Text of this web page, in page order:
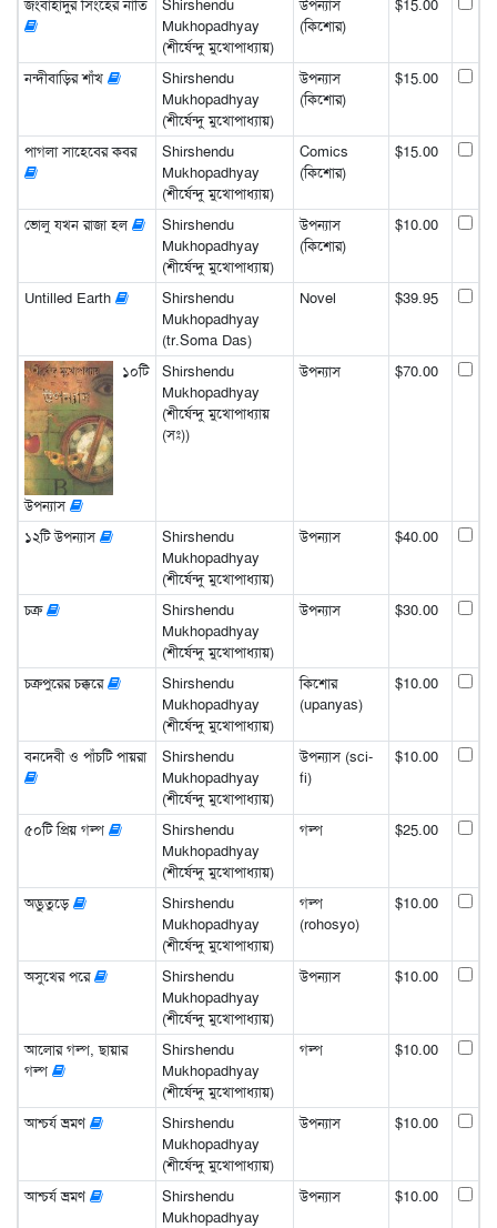
জংবাহাদুর সিংহের নাতি
Shirshendu
Mukhopadhyay
(শীর্ষেন্দু মুখোপাধ্যায়)
উপন্যাস
(কিশোর)
$15.00
নন্দীবাড়ির শাঁখ
Shirshendu
Mukhopadhyay
(শীর্ষেন্দু মুখোপাধ্যায়)
উপন্যাস
(কিশোর)
$15.00
পাগলা সাহেবের কবর
Shirshendu
Mukhopadhyay
(শীর্ষেন্দু মুখোপাধ্যায়)
Comics
(কিশোর)
$15.00
ভোলু যখন রাজা হল
Shirshendu
Mukhopadhyay
(শীর্ষেন্দু মুখোপাধ্যায়)
উপন্যাস
(কিশোর)
$10.00
Untilled Earth
Shirshendu
Mukhopadhyay
(tr.Soma Das)
Novel $39.95
১০টি
উপন্যাস
Shirshendu
Mukhopadhyay
(শীর্ষেন্দু মুখোপাধ্যায়
(সঃ))
উপন্যাস $70.00
১২টি উপন্যাস
Shirshendu
Mukhopadhyay
(শীর্ষেন্দু মুখোপাধ্যায়)
উপন্যাস $40.00
চক্র
Shirshendu
Mukhopadhyay
(শীর্ষেন্দু মুখোপাধ্যায়)
উপন্যাস $30.00
চক্রপুরের চক্করে
Shirshendu
Mukhopadhyay
(শীর্ষেন্দু মুখোপাধ্যায়)
কিশোর
(upanyas)
$10.00
বনদেবী ও পাঁচটি পায়রা
Shirshendu
Mukhopadhyay
(শীর্ষেন্দু মুখোপাধ্যায়)
উপন্যাস (sci-
fi)
$10.00
৫০টি প্রিয় গল্প
Shirshendu
Mukhopadhyay
(শীর্ষেন্দু মুখোপাধ্যায়)
গল্প $25.00
অদ্ভুতুড়ে
Shirshendu
Mukhopadhyay
(শীর্ষেন্দু মুখোপাধ্যায়)
গল্প
(rohosyo)
$10.00
অসুখের পরে
Shirshendu
Mukhopadhyay
(শীর্ষেন্দু মুখোপাধ্যায়)
উপন্যাস $10.00
আলোর গল্প, ছায়ার
গল্প
Shirshendu
Mukhopadhyay
(শীর্ষেন্দু মুখোপাধ্যায়)
গল্প $10.00
আশ্চর্য ভ্রমণ
Shirshendu
Mukhopadhyay
(শীর্ষেন্দু মুখোপাধ্যায়)
উপন্যাস $10.00
আশ্চর্য ভ্রমণ
Shirshendu
Mukhopadhyay
উপন্যাস $10.00